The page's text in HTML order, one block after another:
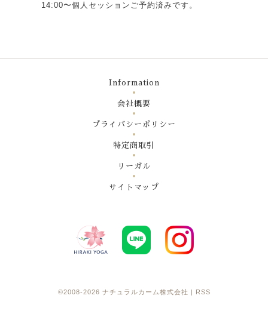
14:00〜個人セッションご予約済みです。
Information
会社概要
プライバシーポリシー
特定商取引
リーガル
サイトマップ
©2008-2026 ナチュラルカーム株式会社 RSS